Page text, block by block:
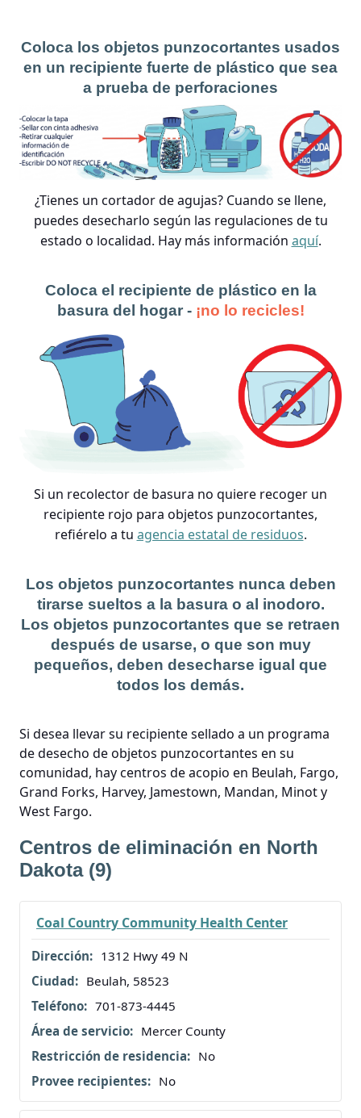
Coloca los objetos punzocortantes usados
en un recipiente fuerte de plástico que sea
a prueba de perforaciones
¿Tienes un cortador de agujas? Cuando se llene,
puedes desecharlo según las regulaciones de tu
estado o localidad. Hay más información aquí.
Coloca el recipiente de plástico en la
basura del hogar - ¡no lo recicles!
Si un recolector de basura no quiere recoger un
recipiente rojo para objetos punzocortantes,
refiérelo a tu agencia estatal de residuos.
Los objetos punzocortantes nunca deben
tirarse sueltos a la basura o al inodoro.
Los objetos punzocortantes que se retraen
después de usarse, o que son muy
pequeños, deben desecharse igual que
todos los demás.
Si desea llevar su recipiente sellado a un programa
de desecho de objetos punzocortantes en su
comunidad, hay centros de acopio en Beulah, Fargo,
Grand Forks, Harvey, Jamestown, Mandan, Minot y
West Fargo.
Centros de eliminación en North
Dakota (9)
Coal Country Community Health Center
1312 Hwy 49 N
Beulah, 58523
701-873-4445
Mercer County
No
No